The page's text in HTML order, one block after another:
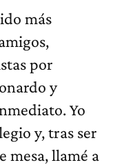
más
por
y
Yo
y, tras ser
mesa, llamé a